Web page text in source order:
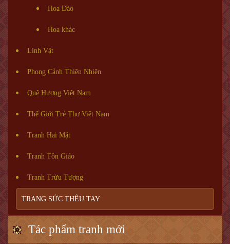
Hoa Đào
Hoa khác
Linh Vật
Phong Cảnh Thiên Nhiên
Quê Hương Việt Nam
Thế Giới Trẻ Thơ Việt Nam
Tranh Hai Mặt
Tranh Tôn Giáo
Tranh Trừu Tượng
TRANG SỨC THÊU TAY
Tác phẩm tranh mới